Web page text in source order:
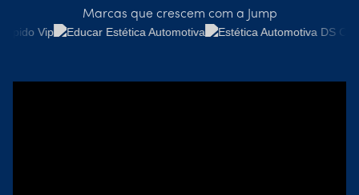
Marcas que crescem com a Jump